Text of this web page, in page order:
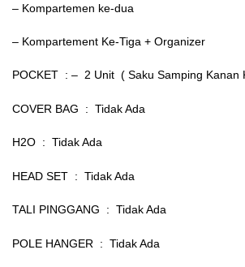
– Kompartemen ke-dua
– Kompartement Ke-Tiga + Organizer
POCKET : – 2 Unit ( Saku Samping Kanan
COVER BAG : Tidak Ada
H2O : Tidak Ada
HEAD SET : Tidak Ada
TALI PINGGANG : Tidak Ada
POLE HANGER : Tidak Ada